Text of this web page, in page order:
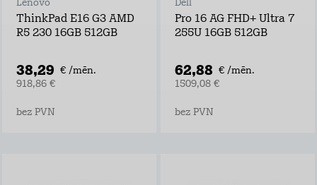
Lenovo
ThinkPad E16 G3 AMD
R5 230 16GB 512GB
38,29 € /mēn.
918,86 €
bez PVN
Dell
Pro 16 AG FHD+ Ultra 7
255U 16GB 512GB
62,88 € /mēn.
1509,08 €
bez PVN